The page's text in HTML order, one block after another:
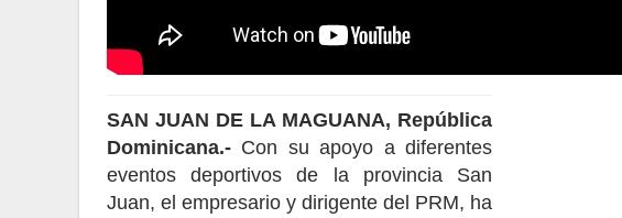
SAN JUAN DE LA MAGUANA, República
Dominicana.- Con su apoyo a diferentes
eventos deportivos de la provincia San
Juan, el empresario y dirigente del PRM, ha